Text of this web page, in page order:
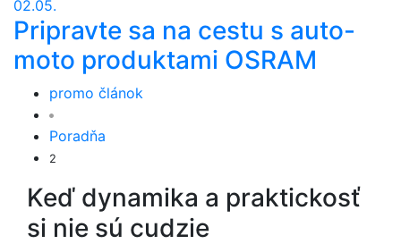
02.05.
Pripravte sa na cestu s auto-
moto produktami OSRAM
promo článok
Poradňa
2
Keď dynamika a praktickosť
si nie sú cudzie